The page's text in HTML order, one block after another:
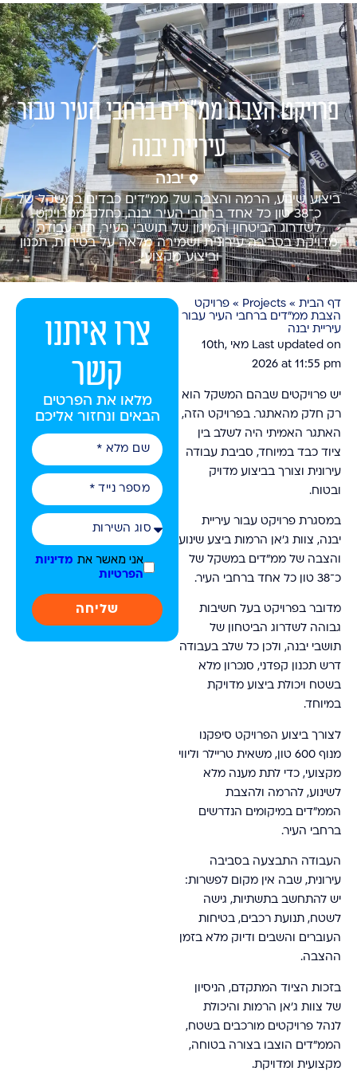
פרויקט הצבת ממ״דים ברחבי העיר עבור
עיריית יבנה
יבנה
ביצוע שינוע, הרמה והצבה של ממ״דים כבדים במשקל של
כ־38 טון כל אחד ברחבי העיר יבנה, כחלק מפרויקט
לשדרוג הביטחון והמיגון של תושבי העיר, תוך עבודה
מדויקת בסביבה עירונית ושמירה מלאה על בטיחות, תכנון
וביצוע מקצועי.
דף הבית »
Projects
» פרויקט
הצבת ממ״דים ברחבי העיר עבור
עיריית יבנה
Last updated on מאי 10th,
2026 at 11:55 pm
יש פרויקטים שבהם המשקל הוא
רק חלק מהאתגר. בפרויקט הזה,
האתגר האמיתי היה לשלב בין
ציוד כבד במיוחד, סביבת עבודה
עירונית וצורך בביצוע מדויק
ובטוח.
במסגרת פרויקט עבור עיריית
יבנה, צוות ג'אן הרמות ביצע שינוע
והצבה של ממ״דים במשקל של
כ־38 טון כל אחד ברחבי העיר.
מדובר בפרויקט בעל חשיבות
גבוהה לשדרוג הביטחון של
תושבי יבנה, ולכן כל שלב בעבודה
דרש תכנון קפדני, סנכרון מלא
בשטח ויכולת ביצוע מדויקת
במיוחד.
לצורך ביצוע הפרויקט סיפקנו
מנוף 600 טון, משאית טריילר וליווי
מקצועי, כדי לתת מענה מלא
לשינוע, להרמה ולהצבת
הממ״דים במיקומים הנדרשים
ברחבי העיר.
העבודה התבצעה בסביבה
עירונית, שבה אין מקום לפשרות:
יש להתחשב בתשתיות, גישה
לשטח, תנועת רכבים, בטיחות
העוברים והשבים ודיוק מלא בזמן
ההצבה.
בזכות הציוד המתקדם, הניסיון
של צוות ג'אן הרמות והיכולת
לנהל פרויקטים מורכבים בשטח,
הממ״דים הוצבו בצורה בטוחה,
מקצועית ומדויקת.
צרו איתנו
קשר
מלאו את הפרטים
הבאים ונחזור אליכם
אני מאשר את מדיניות
הפרטיות
שליחה